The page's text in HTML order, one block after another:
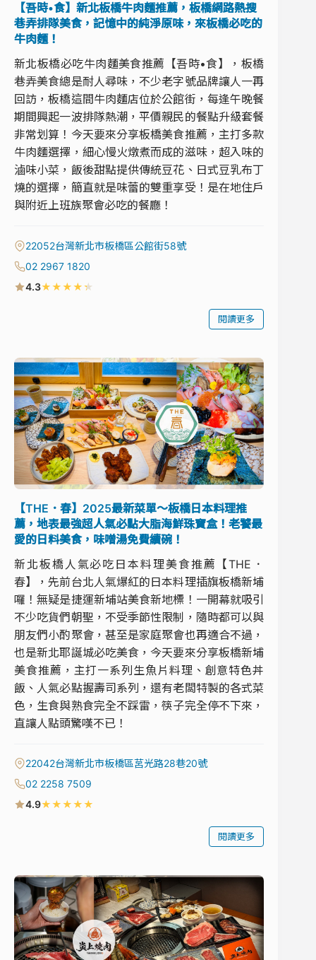
【吾時•食】新北板橋牛肉麵推薦，板橋網路熱搜
巷弄排隊美食，記憶中的純淨原味，來板橋必吃的
牛肉麵！
新北板橋必吃牛肉麵美食推薦【吾時•食】，板橋
巷弄美食總是耐人尋味，不少老字號品牌讓人一再
回訪，板橋這間牛肉麵店位於公館街，每逢午晚餐
期間興起一波排隊熱潮，平價親民的餐點升級套餐
非常划算！今天要來分享板橋美食推薦，主打多款
牛肉麵選擇，細心慢火燉煮而成的滋味，超入味的
滷味小菜，飯後甜點提供傳統豆花、日式豆乳布丁
燒的選擇，簡直就是味蕾的雙重享受！是在地住戶
與附近上班族聚會必吃的餐廳！
22052台灣新北市板橋區公館街58號
02 2967 1820
4.3★★★★★
閱讀更多
【THE．春】2025最新菜單～板橋日本料理推
薦，地表最強超人氣必點大脂海鮮珠寶盒！老饕最
愛的日料美食，味噌湯免費續碗！
新北板橋人氣必吃日本料理美食推薦【THE．
春】，先前台北人氣爆紅的日本料理插旗板橋新埔
囉！無疑是捷運新埔站美食新地標！一開幕就吸引
不少吃貨們朝聖，不受季節性限制，隨時都可以與
朋友們小酌聚會，甚至是家庭聚會也再適合不過，
也是新北耶誕城必吃美食，今天要來分享板橋新埔
美食推薦，主打一系列生魚片料理、創意特色丼
飯、人氣必點握壽司系列，還有老闆特製的各式菜
色，生食與熟食完全不踩雷，筷子完全停不下來，
直讓人點頭驚嘆不已！
22042台灣新北市板橋區莒光路28巷20號
02 2258 7509
4.9★★★★★
閱讀更多